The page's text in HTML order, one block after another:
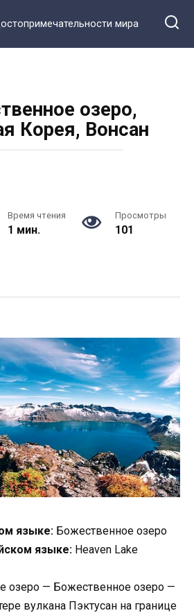
мира
озеро,
Корея, Вонсан
Время чтения
1 мин.
Просмотры
101
языке: Божественное озеро
языке: Heaven Lake
озеро — Божественное озеро —
вулкана Пэктусан на границе